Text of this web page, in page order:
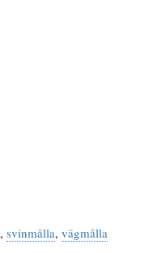
, svinmålla, vägmålla